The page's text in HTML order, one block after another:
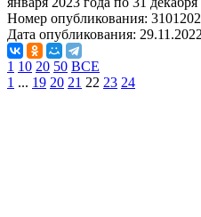
Номер опубликования:
Дата опубликования: 29.11.2022
1 10 20 50 ВСЕ
1 ... 19 20 21 22 23 24